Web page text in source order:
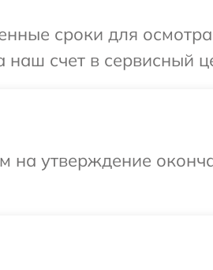
сроки для
счет в сервисный
на утверждение